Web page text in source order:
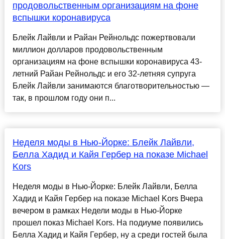
продовольственным организациям на фоне
вспышки коронавируса
Блейк Лайвли и Райан Рейнольдс пожертвовали
миллион долларов продовольственным
организациям на фоне вспышки коронавируса 43-
летний Райан Рейнольдс и его 32-летняя супруга
Блейк Лайвли занимаются благотворительностью —
так, в прошлом году они п...
Неделя моды в Нью-Йорке: Блейк Лайвли,
Белла Хадид и Кайя Гербер на показе Michael
Kors
Неделя моды в Нью-Йорке: Блейк Лайвли, Белла
Хадид и Кайя Гербер на показе Michael Kors Вчера
вечером в рамках Недели моды в Нью-Йорке
прошел показ Michael Kors. На подиуме появились
Белла Хадид и Кайя Гербер, ну а среди гостей была